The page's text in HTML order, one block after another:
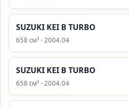
SUZUKI KEI B TURBO
658 см³ · 2004.04
SUZUKI KEI B TURBO
658 см³ · 2004.04